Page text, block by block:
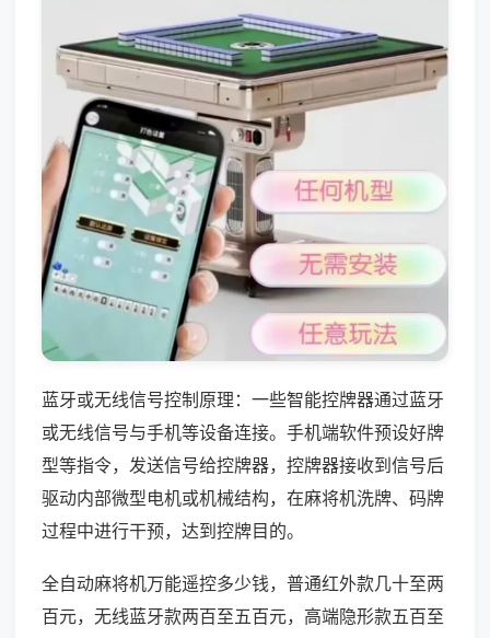
蓝牙或无线信号控制原理：一些智能控牌器通过蓝牙
或无线信号与手机等设备连接。手机端软件预设好牌
型等指令，发送信号给控牌器，控牌器接收到信号后
驱动内部微型电机或机械结构，在麻将机洗牌、码牌
过程中进行干预，达到控牌目的。
全自动麻将机万能遥控多少钱，普通红外款几十至两
百元，无线蓝牙款两百至五百元，高端隐形款五百至